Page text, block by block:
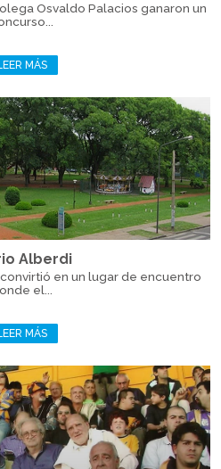
Osvaldo Palacios ganaron un
MÁS
Alberdi
en un lugar de encuentro
el...
MÁS